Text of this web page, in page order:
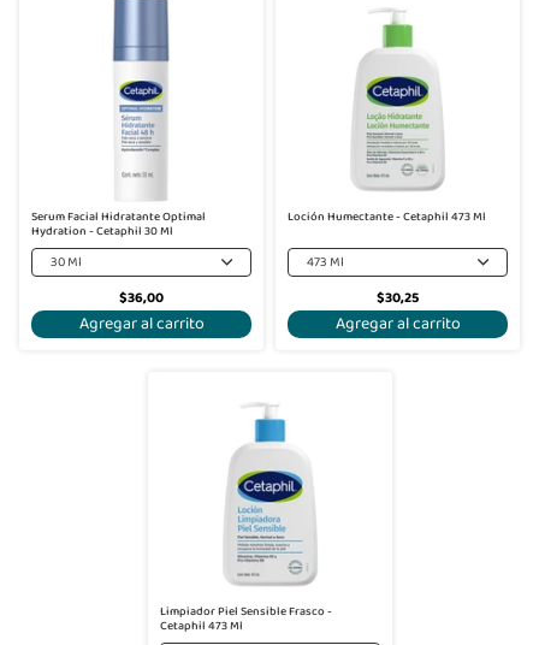
Serum Facial Hidratante Optimal
Hydration - Cetaphil 30 Ml
30 Ml
$36,00
Agregar al carrito
Loción Humectante - Cetaphil 473 Ml
473 Ml
$30,25
Agregar al carrito
Limpiador Piel Sensible Frasco -
Cetaphil 473 Ml